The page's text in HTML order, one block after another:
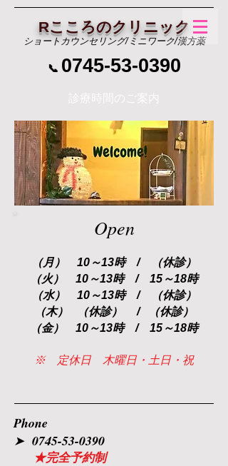
Rこころのクリニック
ショートカウンセリング/ミニワーク/漢方薬
📞 0745-53-0390
診療時間のご案内
Open
（月） 10～13時 / （休診）
（火） 10～13時 / 15～18時
（水） 10～13時 / （休診）
（木） （休診） / （休診）
​（金） 10～13時 / 15～18時
※ 定休日 木曜日・土日・祝
Phone
➤ 0745-53-0390
★完全予約制